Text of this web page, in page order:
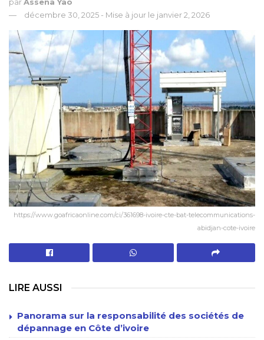
décembre 30, 2025 - Mise à jour le janvier 2, 2026
https://www.goafricaonline.com/ci/361698-ivoire-cte-bat-telecommunications-
abidjan-cote-ivoire
LIRE AUSSI
Panorama sur la responsabilité des sociétés de
dépannage en Côte d’ivoire